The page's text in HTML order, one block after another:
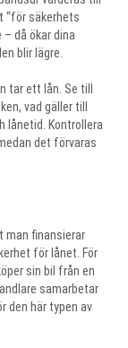
“för säkerhets
då ökar dina
blir lägre.
tar ett lån. Se till
vad gäller till
lånetid. Kontrollera
det förvaras
man finansierar
för lånet. För
sin bil från en
samarbetar
den här typen av